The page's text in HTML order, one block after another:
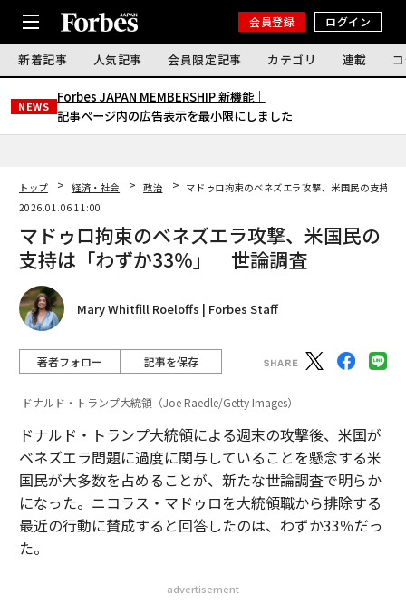
会員登録 ログイン
新着記事 人気記事 会員限定記事 カテゴリ 連載
NEWS
Forbes JAPAN MEMBERSHIP 新機能｜
記事ページ内の広告表示を最小限にしました
トップ 経済・社会 政治
マドゥロ拘束のベネズエラ攻撃、米国民の支持
2026.01.06 11:00
マドゥロ拘束のベネズエラ攻撃、米国民の
支持は「わずか33％」 世論調査
Mary Whitfill Roeloffs | Forbes Staff
著者フォロー 記事を保存
ドナルド・トランプ大統領（Joe Raedle/Getty Images）
ドナルド・トランプ大統領による週末の攻撃後、米国が
ベネズエラ問題に過度に関与していることを懸念する米
国民が大多数を占めることが、新たな世論調査で明らか
になった。ニコラス・マドゥロを大統領職から排除する
最近の行動に賛成すると回答したのは、わずか33％だっ
た。
advertisement